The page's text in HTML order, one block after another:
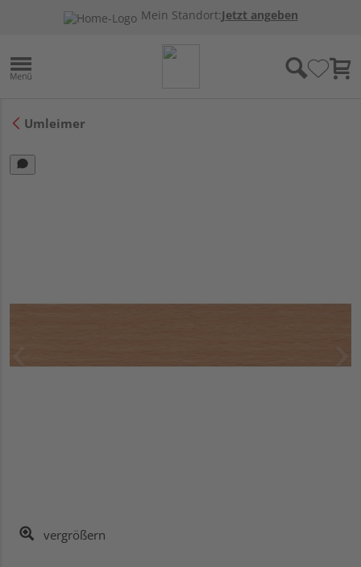
Mein Standort:Jetzt angeben
Umleimer
vergrößern